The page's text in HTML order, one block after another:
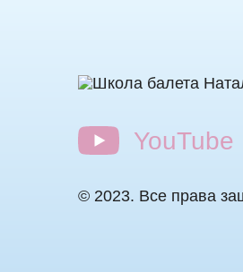
YouTube
© 2023. Все права